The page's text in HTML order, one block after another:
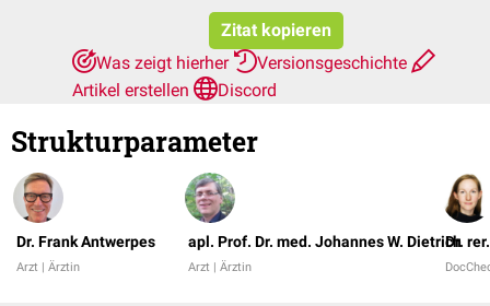
Zitat kopieren
Was zeigt hierher
Versionsgeschichte
Artikel erstellen
Discord
Strukturparameter
Dr. Frank Antwerpes
Arzt | Ärztin
apl. Prof. Dr. med. Johannes W. Dietrich
Arzt | Ärztin
Dr.